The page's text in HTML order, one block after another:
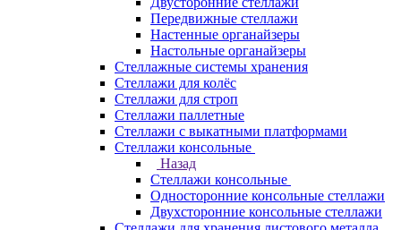
Передвижные стеллажи
Настенные органайзеры
Настольные органайзеры
Стеллажные системы хранения
Стеллажи для колёс
Стеллажи для строп
Стеллажи паллетные
Стеллажи с выкатными платформами
Стеллажи консольные
Назад
Стеллажи консольные
Односторонние консольные стеллажи
Двухсторонние консольные стеллажи